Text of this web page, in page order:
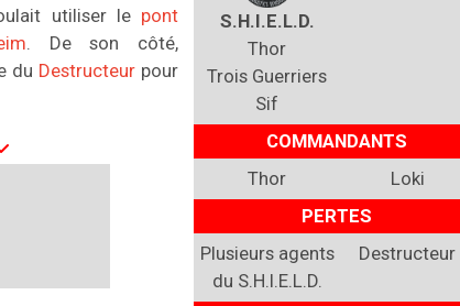
S.H.I.E.L.D.
Thor
Trois Guerriers
Sif
COMMANDANTS
Thor
Loki
PERTES
Plusieurs agents
du S.H.I.E.L.D.
Destructeur
utiliser le pont
. De son côté,
du Destructeurpour